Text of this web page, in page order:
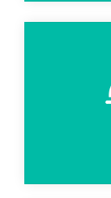
Le check-
remplir la